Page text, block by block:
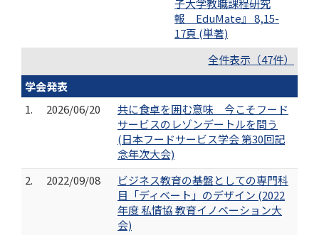
子大学教職課程研究
報 EduMate』 8,15-
17頁 (単著)
全件表示（47件）
学会発表
1.
2026/06/20
共に食卓を囲む意味 今こそフード
サービスのレゾンデートルを問う
(日本フードサービス学会 第30回記
念年次大会)
2.
2022/09/08
ビジネス教育の基盤としての専門科
目「ディベート」のデザイン (2022
年度 私情協 教育イノベーション大
会)